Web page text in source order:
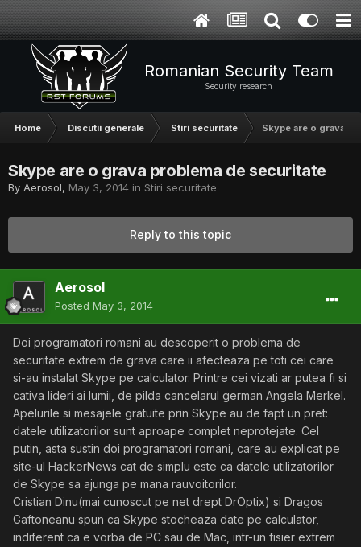
Romanian Security Team
Security research
Home Discutii generale Stiri securitate Skype are o grava
Skype are o grava problema de securitate
By Aerosol, May 3, 2014 in Stiri securitate
Reply to this topic
Aerosol
Posted May 3, 2014
Doi programatori romani au descoperit o problema de
securitate extrem de grava care ii afecteaza pe toti cei care
si-au instalat Skype pe calculator. Printre cei vizati ar putea fi si
cativa lideri ai lumii, de pilda cancelarul german Angela Merkel.
Apelurile si mesajele gratuite prin Skype au de fapt un pret:
datele utilizatorilor sunt aproape complet neprotejate. Cel
putin, asta sustin doi programatori romani, care au explicat pe
site-ul HackerNews cat de simplu este ca datele utilizatorilor
de Skype sa ajunga pe mana rauvoitorilor.
Cristian Dinu(mai cunoscut pe net drept DrOptix) si Dragos
Gaftoneanu spun ca Skype stocheaza date pe calculator,
indiferent ca e vorba de PC sau de Mac, intr-un fisier extrem